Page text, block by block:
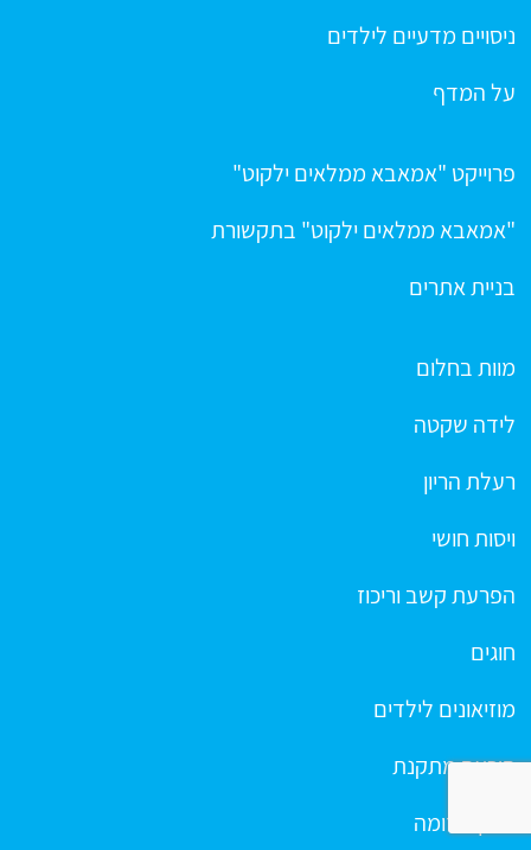
ניסויים מדעיים לילדים
על המדף
פרוייקט "אמאבא ממלאים ילקוט"
"אמאבא ממלאים ילקוט" בתקשורת
בניית אתרים
מוות בחלום
לידה שקטה
רעלת הריון
ויסות חושי
הפרעת קשב וריכוז
חוגים
מוזיאונים לילדים
הוראה מתקנת
הריון מדומה